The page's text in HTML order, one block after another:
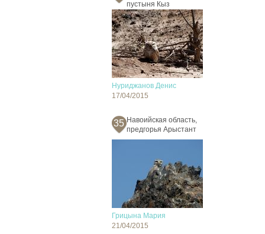
пустыня Кыз
Нуриджанов Денис
17/04/2015
35 Навоийская область,
предгорья Арыстант
Грицына Мария
21/04/2015